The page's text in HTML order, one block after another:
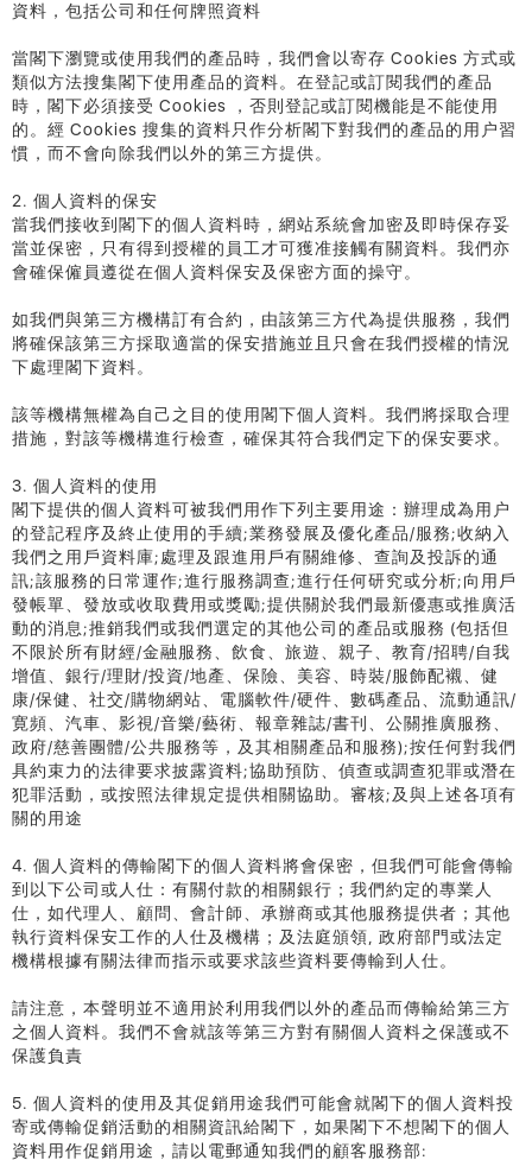
資料，包括公司和任何牌照資料
當閣下瀏覽或使用我們的產品時，我們會以寄存 Cookies 方式或
類似方法搜集閣下使用產品的資料。在登記或訂閱我們的產品
時，閣下必須接受 Cookies ，否則登記或訂閱機能是不能使用
的。經 Cookies 搜集的資料只作分析閣下對我們的產品的用户習
慣，而不會向除我們以外的第三方提供。
2. 個人資料的保安
當我們接收到閣下的個人資料時，網站系統會加密及即時保存妥
當並保密，只有得到授權的員工才可獲准接觸有關資料。我們亦
會確保僱員遵從在個人資料保安及保密方面的操守。
如我們與第三方機構訂有合約，由該第三方代為提供服務，我們
將確保該第三方採取適當的保安措施並且只會在我們授權的情況
下處理閣下資料。
該等機構無權為自己之目的使用閣下個人資料。我們將採取合理
措施，對該等機構進行檢查，確保其符合我們定下的保安要求。
3. 個人資料的使用
閣下提供的個人資料可被我們用作下列主要用途：辦理成為用户
的登記程序及終止使用的手續;業務發展及優化產品/服務;收納入
我們之用戶資料庫;處理及跟進用戶有關維修、查詢及投訴的通
訊;該服務的日常運作;進行服務調查;進行任何研究或分析;向用戶
發帳單、發放或收取費用或獎勵;提供關於我們最新優惠或推廣活
動的消息;推銷我們或我們選定的其他公司的產品或服務 (包括但
不限於所有財經/金融服務、飲食、旅遊、親子、教育/招聘/自我
增值、銀行/理財/投資/地產、保險、美容、時裝/服飾配襯、健
康/保健、社交/購物網站、電腦軟件/硬件、數碼產品、流動通訊/
寛頻、汽車、影視/音樂/藝術、報章雜誌/書刊、公關推廣服務、
政府/慈善團體/公共服務等，及其相關產品和服務);按任何對我們
具約束力的法律要求披露資料;協助預防、偵查或調查犯罪或潛在
犯罪活動，或按照法律規定提供相關協助。審核;及與上述各項有
關的用途
4. 個人資料的傳輸閣下的個人資料將會保密，但我們可能會傳輸
到以下公司或人仕：有關付款的相關銀行；我們約定的專業人
仕，如代理人、顧問、會計師、承辦商或其他服務提供者；其他
執行資料保安工作的人仕及機構；及法庭頒領, 政府部門或法定
機構根據有關法律而指示或要求該些資料要傳輸到人仕。
請注意，本聲明並不適用於利用我們以外的產品而傳輸給第三方
之個人資料。我們不會就該等第三方對有關個人資料之保護或不
保護負責
5. 個人資料的使用及其促銷用途我們可能會就閣下的個人資料投
寄或傳輸促銷活動的相關資訊給閣下，如果閣下不想閣下的個人
資料用作促銷用途，請以電郵通知我們的顧客服務部: